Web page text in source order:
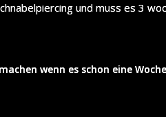
und muss es 3
wenn es schon eine